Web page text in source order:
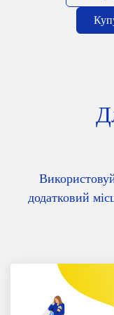
додатковий